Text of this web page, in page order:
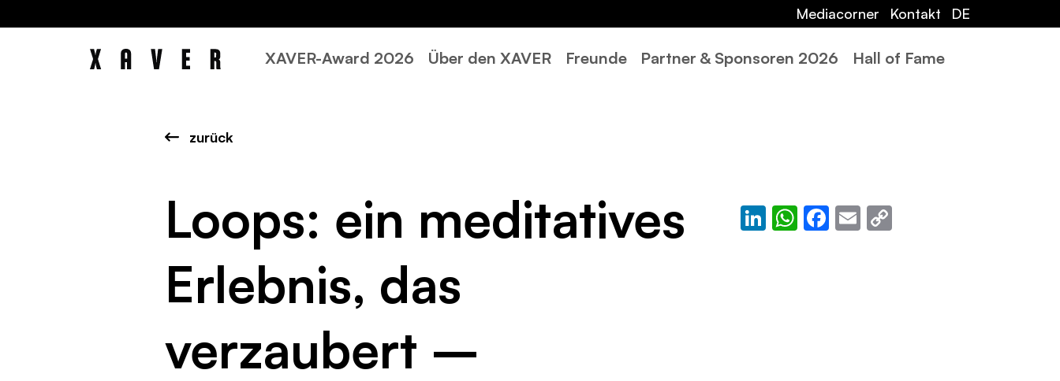
Mediacorner Kontakt DE
XAVER-Award 2026 Über den XAVER Freunde Partner & Sponsoren 2026 Hall of Fame
zurück
Loops: ein meditatives
Erlebnis, das
verzaubert –
LinkedIn
WhatsApp
Facebook
EmailCopy